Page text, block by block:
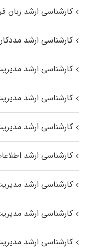
کارشناسی ارشد زبان
کارشناسی ارشد
کارشناسی ارشد
کارشناسی ارشد
کارشناسی ارشد
کارشناسی ارشد
کارشناسی ارشد
کارشناسی ارشد
کارشناسی ارشد